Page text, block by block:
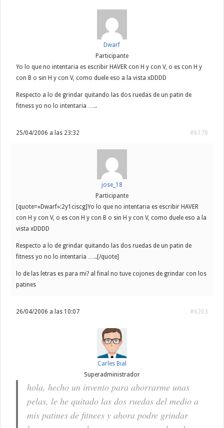
Dwarf
Participante
Yo lo que no intentaria es escribir HAVER con H y con V, o es con H y
con B o sin H y con V, como duele eso a la vista xDDDD
Respecto a lo de grindar quitando las dos ruedas de un patin de
fitness yo no lo intentaria …..
25/04/2006 a las 23:32 #6178
jose_18
Participante
[quote=»Dwarf»:2y1ciscg]Yo lo que no intentaria es escribir HAVER
con H y con V, o es con H y con B o sin H y con V, como duele eso a la
vista xDDDD
Respecto a lo de grindar quitando las dos ruedas de un patin de
fitness yo no lo intentaria …..[/quote]
lo de las letras es para mi? al final no tuve cojones de grindar con los
patines
26/04/2006 a las 10:07 #6203
Carles Bial
Superadministrador
hola, hecho un invento para ahorrarme unas
pelas, le he quitado las dos ruedas del medio a
mis patines de fitnees y ahora podre grindar